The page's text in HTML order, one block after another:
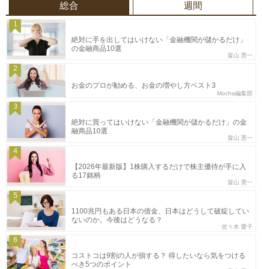
総合 週間
1
絶対に手を出してはいけない「金融機関が儲かるだけ」
の金融商品10選
畠山 憲一
2
お金のプロが勧める、お金の増やし方ベスト3
Mocha編集部
3
絶対に買ってはいけない「金融機関が儲かるだけ」の金
融商品10選
畠山 憲一
4
【2026年最新版】1株購入するだけで株主優待が手に入
る17銘柄
畠山 憲一
5
1100兆円もある日本の借金、日本はどうして破綻してい
ないのか。今後はどうなる？
佐々木 愛子
6
コストコは9割の人が損する？ 得したいなら気をつける
べき5つのポイント